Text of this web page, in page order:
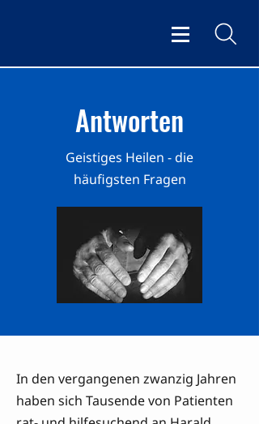
Antworten
Geistiges Heilen - die
häufigsten Fragen
In den vergangenen zwanzig Jahren
haben sich Tausende von Patienten